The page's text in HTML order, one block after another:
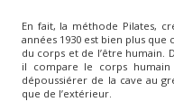
En fait, la méthode Pilates,
années 1930 est bien plus
du corps et de l’être humain.
il compare le corps
dépoussiérer de la cave au
que de l’extérieur.